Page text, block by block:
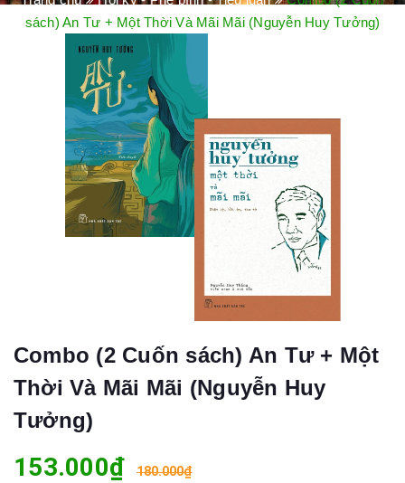
sách) An Tư + Một Thời Và Mãi Mãi (Nguyễn Huy Tưởng)
Combo (2 Cuốn sách) An Tư + Một
Thời Và Mãi Mãi (Nguyễn Huy
Tưởng)
153.000₫ 180.000₫